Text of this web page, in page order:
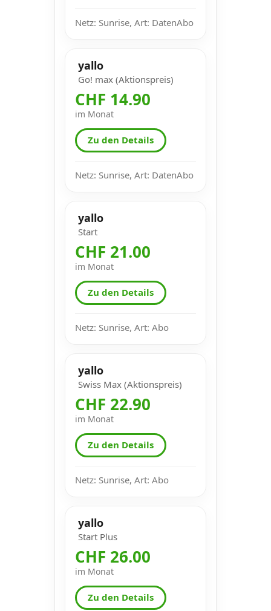
Netz: Sunrise, Art: DatenAbo
yallo
Go! max (Aktionspreis)
CHF 14.90
im Monat
Zu den Details
Netz: Sunrise, Art: DatenAbo
yallo
Start
CHF 21.00
im Monat
Zu den Details
Netz: Sunrise, Art: Abo
yallo
Swiss Max (Aktionspreis)
CHF 22.90
im Monat
Zu den Details
Netz: Sunrise, Art: Abo
yallo
Start Plus
CHF 26.00
im Monat
Zu den Details